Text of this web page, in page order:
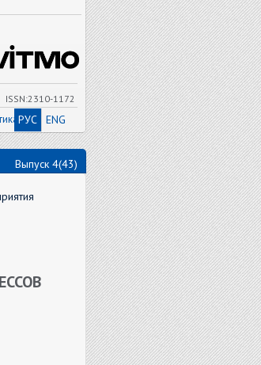
ISSN:2310-1172
РУС ENG
Выпуск 4(43)